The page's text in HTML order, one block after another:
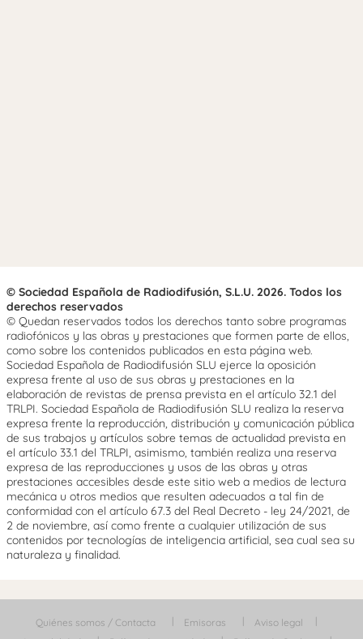
© Sociedad Española de Radiodifusión, S.L.U. 2026. Todos los
derechos reservados
© Quedan reservados todos los derechos tanto sobre programas
radiofónicos y las obras y prestaciones que formen parte de ellos,
como sobre los contenidos publicados en esta página web.
Sociedad Española de Radiodifusión SLU ejerce la oposición
expresa frente al uso de sus obras y prestaciones en la
elaboración de revistas de prensa prevista en el artículo 32.1 del
TRLPI. Sociedad Española de Radiodifusión SLU realiza la reserva
expresa frente la reproducción, distribución y comunicación pública
de sus trabajos y artículos sobre temas de actualidad prevista en
el artículo 33.1 del TRLPI, asimismo, también realiza una reserva
expresa de las reproducciones y usos de las obras y otras
prestaciones accesibles desde este sitio web a medios de lectura
mecánica u otros medios que resulten adecuados a tal fin de
conformidad con el artículo 67.3 del Real Decreto - ley 24/2021, de
2 de noviembre, así como frente a cualquier utilización de sus
contenidos por tecnologías de inteligencia artificial, sea cual sea su
naturaleza y finalidad.
Quiénes somos / Contacta Emisoras
Aviso legal